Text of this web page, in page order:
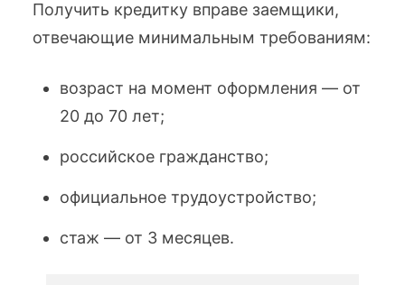
Получить кредитку вправе заемщики,
отвечающие минимальным требованиям:
возраст на момент оформления — от
20 до 70 лет;
российское гражданство;
официальное трудоустройство;
стаж — от 3 месяцев.